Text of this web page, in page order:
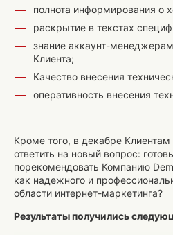
полнота информирования о
раскрытие в текстах
знание аккаунт-
Клиента;
Качество внесения
оперативность внесения
Кроме того, в декабре
ответить на новый вопрос:
порекомендовать Компанию
как надежного и
области интернет-маркетинга?
Результаты получились